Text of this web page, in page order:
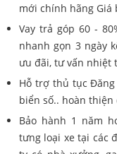
mới chính hãng Giá
Vay trả góp 60 -
nhanh gọn 3 ngày
ưu đãi, tư vấn nhiệt
Hỗ trợ thủ tục Đăng
biển số.. hoàn
Bảo hành 1 năm
tưng loại xe tại các